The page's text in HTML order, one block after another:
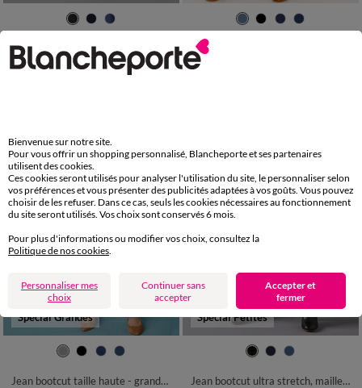
40 42 44
Jean bootcut ultra stretch, maille effet jean, grande stature
39,99 €
38 40 42 44
Spécial Grandes
38 40 42 44
Jean bootcut taille haute - grande stature
Spécial Petites
40 42 44
Jean bootcut ultra stretch, maille effet denim - petite stature
Bienvenue sur notre site.
Pour vous offrir un shopping personnalisé, Blancheporte et ses partenaires
utilisent des cookies.
Ces cookies seront utilisés pour analyser l'utilisation du site, le personnaliser selon
vos préférences et vous présenter des publicités adaptées à vos goûts. Vous pouvez
choisir de les refuser. Dans ce cas, seuls les cookies nécessaires au fonctionnement
du site seront utilisés. Vos choix sont conservés 6 mois.
Pour plus d'informations ou modifier vos choix, consultez la
Politique de nos cookies.
Personnaliser mes
choix
Continuer sans
accepter
Accepter et
fermer